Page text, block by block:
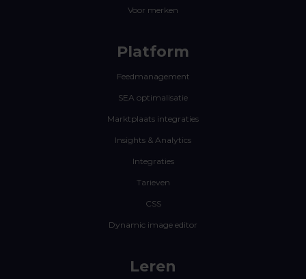
Voor merken
Platform
Feedmanagement
SEA optimalisatie
Marktplaats integraties
Insights & Analytics
Integraties
Tarieven
CSS
Dynamic image editor
Leren